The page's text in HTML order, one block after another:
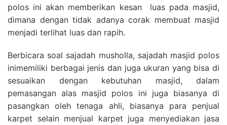
polos ini akan memberikan kesan luas pada masjid,
dimana dengan tidak adanya corak membuat masjid
menjadi terlihat luas dan rapih.
Berbicara soal sajadah musholla, sajadah masjid polos
inimemiliki berbagai jenis dan juga ukuran yang bisa di
sesuaikan dengan kebutuhan masjid, dalam
pemasangan alas masjid polos ini juga biasanya di
pasangkan oleh tenaga ahli, biasanya para penjual
karpet selain menjual karpet juga menyediakan jasa